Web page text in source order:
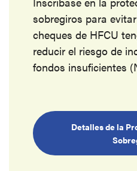
sobregiros para
cheques de HFCU
reducir el riesgo de
fondos insuficientes
Detalles de la